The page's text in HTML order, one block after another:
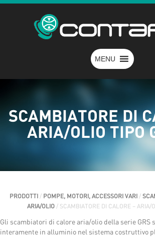
MENU
SCAMBIATORE DI
ARIA/OLIO TIPO
PRODOTTI / POMPE, MOTORI, ACCESSORI VARI /
ARIA/OLIO/ SCAMBIATORE DI CALORE – ARIA/
Gli scambiatori di calore aria/olio della serie GRS
interamente in alluminio nel sistema costruttivo